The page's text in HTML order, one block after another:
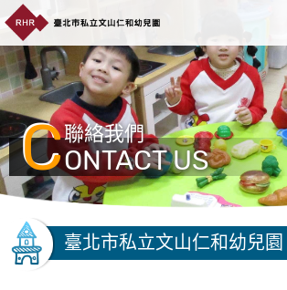
CONTACT US
聯絡我們
臺北市私立文山仁和幼兒園